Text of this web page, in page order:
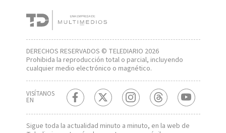
DERECHOS RESERVADOS © TELEDIARIO 2026
Prohibida la reproducción total o parcial, incluyendo
cualquier medio electrónico o magnético.
VISÍTANOS
EN
Sigue toda la actualidad minuto a minuto, en la web de